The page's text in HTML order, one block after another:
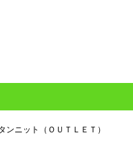
ンニット（ＯＵＴＬＥＴ）